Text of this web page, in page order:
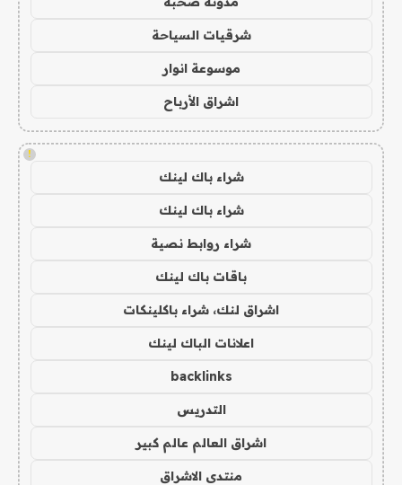
شرقيات السياحة
موسوعة انوار
اشراق الأرباح
!
شراء باك لينك
شراء باك لينك
شراء روابط نصية
باقات باك لينك
اشراق لنك، شراء باكلينكات
اعلانات الباك لينك
backlinks
التدريس
اشراق العالم عالم كبير
منتدى الاشراق